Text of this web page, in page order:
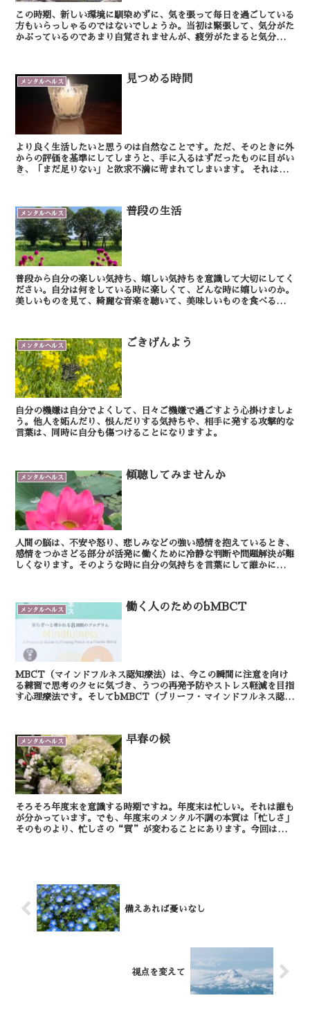
この時期、新しい環境に馴染めずに、気を張って毎日を過ごしている
方もいらっしゃるのではないでしょうか。当初は緊張して、気分がた
かぶっているのであまり自覚されませんが、疲労がたまると気分が落
メンタルヘルス 見つめる時間
より良く生活したいと思うのは自然なことです。ただ、そのときに外
からの評価を基準にしてしまうと、手に入るはずだったものに目がい
き、「まだ足りない」と欲求不満に苛まれてしまいます。 それは、
メンタルヘルス 普段の生活
普段から自分の楽しい気持ち、嬉しい気持ちを意識して大切にしてく
ださい。自分は何をしている時に楽しくて、どんな時に嬉しいのか。
美しいものを見て、綺麗な音楽を聴いて、美味しいものを食べる・・
メンタルヘルス ごきげんよう
自分の機嫌は自分でよくして、日々ご機嫌で過ごすよう心掛けましょ
う。他人を妬んだり、恨んだりする気持ちや、相手に発する攻撃的な
言葉は、同時に自分も傷つけることになりますよ。
メンタルヘルス 傾聴してみませんか
人間の脳は、不安や怒り、悲しみなどの強い感情を抱えているとき、
感情をつかさどる部分が活発に働くために冷静な判断や問題解決が難
しくなります。そのような時に自分の気持ちを言葉にして誰かに話す
メンタルヘルス 働く人のためのbMBCT
MBCT（マインドフルネス認知療法）は、今この瞬間に注意を向け
る練習で思考のクセに気づき、うつの再発予防やストレス軽減を目指
す心理療法です。そしてbMBCT（ブリーフ・マインドフルネス認知
メンタルヘルス 早春の候
そろそろ年度末を意識する時期ですね。年度末は忙しい。それは誰も
が分かっています。でも、年度末のメンタル不調の本質は「忙しさ」
そのものより、忙しさの“質”が変わることにあります。今回は、
備えあれば憂いなし
視点を変えて